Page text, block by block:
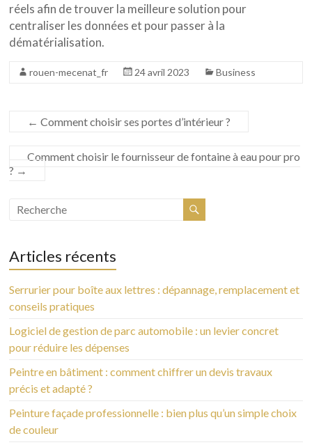
réels afin de trouver la meilleure solution pour
centraliser les données et pour passer à la
dématérialisation.
rouen-mecenat_fr 24 avril 2023 Business
← Comment choisir ses portes d’intérieur ?
Comment choisir le fournisseur de fontaine à eau pour pro
? →
Articles récents
Serrurier pour boîte aux lettres : dépannage, remplacement et
conseils pratiques
Logiciel de gestion de parc automobile : un levier concret
pour réduire les dépenses
Peintre en bâtiment : comment chiffrer un devis travaux
précis et adapté ?
Peinture façade professionnelle : bien plus qu’un simple choix
de couleur